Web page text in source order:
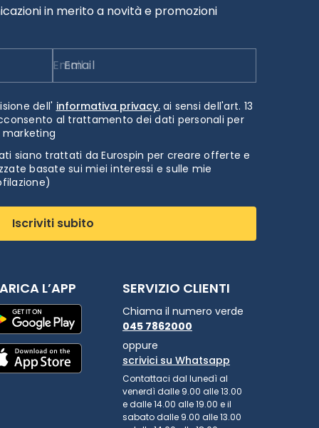
in merito a novità e promozioni
Email
dell' informativa privacy.ai sensi dell'art. 13
al trattamento dei dati personali per
siano trattati da Eurospin per creare offerte e
basate sui miei interessi e sulle mie
Iscriviti subito
L’APP SERVIZIO CLIENTI
Chiama il numero verde
045 7862000
oppure
scrivici su Whatsapp
Contattaci dal lunedì al
venerdì dalle 9.00 alle 13.00
e dalle 14.00 alle 19.00 e il
sabato dalle 9.00 alle 13.00